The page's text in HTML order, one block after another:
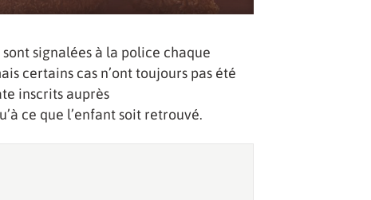
signalées à la police chaque
certains cas n’ont toujours pas été
inscrits auprès
ce que l’enfant soit retrouvé.